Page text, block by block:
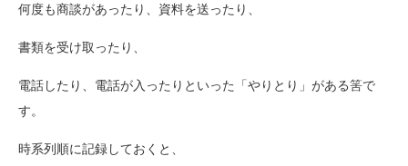
何度も商談があったり、資料を送ったり、
書類を受け取ったり、
電話したり、電話が入ったりといった「やりとり」がある筈で
す。
時系列順に記録しておくと、